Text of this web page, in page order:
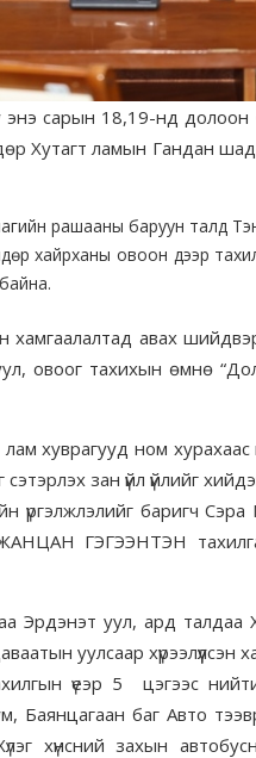
энэ сарын 18,19-нд
Хутагт ламын Гандан
рашааны баруун талд
хайрханы овоон дээр
авах
овоог тахихын өмнө
хуврагууд ном
сэтэрлэх зан үйл үйлийг
үргэлжлэлийг баригч
ГЭГЭЭНТЭН тахилгад
уул, ард талдаа
уулсаар хүрээлүүлсэн
үеэр 5 цэгээс
Баянцагаан баг Авто
хүнсний захын